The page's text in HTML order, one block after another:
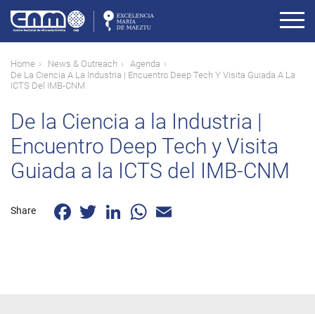
main
content
Breadcrumb
Home News & Outreach
Agenda
De La Ciencia A La Industria | Encuentro Deep Tech Y Visita Guiada A La
ICTS Del IMB-CNM
De la Ciencia a la Industria |
Encuentro Deep Tech y Visita
Guiada a la ICTS del IMB-CNM
Share FacebookTwitterLinkedInWhatsApp